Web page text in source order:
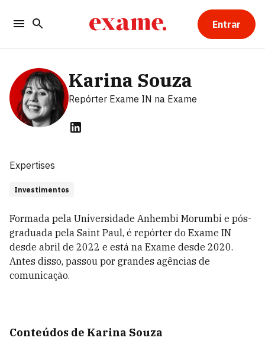
Entrar
Karina Souza
Repórter Exame IN na Exame
Expertises
Investimentos
Formada pela Universidade Anhembi Morumbi e pós-
graduada pela Saint Paul, é repórter do Exame IN
desde abril de 2022 e está na Exame desde 2020.
Antes disso, passou por grandes agências de
comunicação.
Conteúdos de Karina Souza